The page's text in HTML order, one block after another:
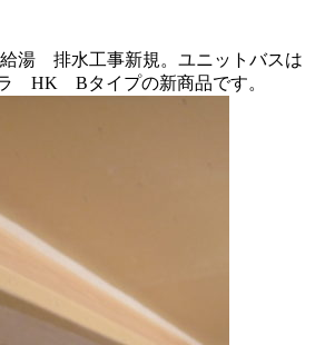
湯 排水工事新規。ユニットバスは
HK Bタイプの新商品です。